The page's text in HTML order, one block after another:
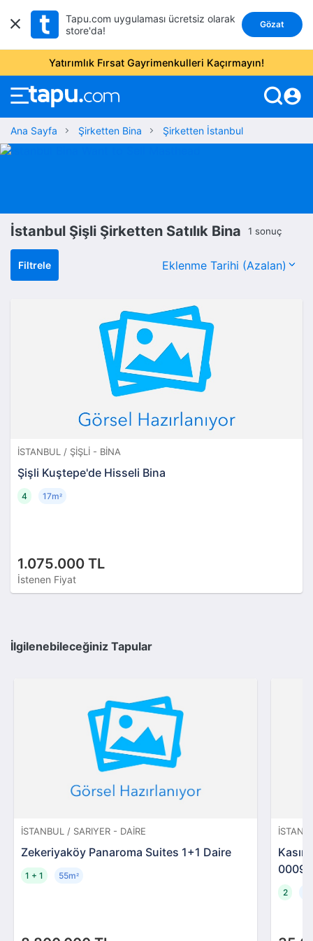
Tapu.com uygulaması ücretsiz olarak
store'da!
Gözat
Yatırımlık Fırsat Gayrimenkulleri Kaçırmayın!
account_circle
Ana Sayfa Şirketten Bina Şirketten İstanbul
İstanbul Şişli Şirketten Satılık Bina 1 sonuç
Filtrele
İSTANBUL / ŞIŞLI - BINA
Şişli Kuştepe'de Hisseli Bina
1.075.000 TL
İstenen Fiyat
4 17m²
İlgilenebileceğiniz Tapular
İSTANBUL / SARIYER - DAIRE
Zekeriyaköy Panaroma Suites 1+1 Daire
1 + 1 55m²
2